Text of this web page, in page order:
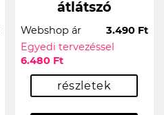
átlátszó
Webshop ár
3.490 Ft
Egyedi tervezéssel
6.480 Ft
részletek